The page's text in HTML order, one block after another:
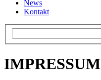
News
Kontakt
IMPRESSUM